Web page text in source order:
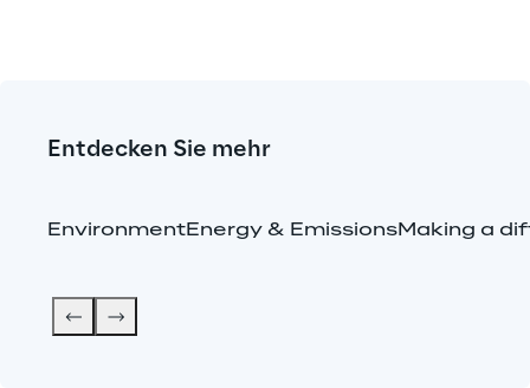
Entdecken Sie mehr
EnvironmentEnergy & EmissionsMaking a